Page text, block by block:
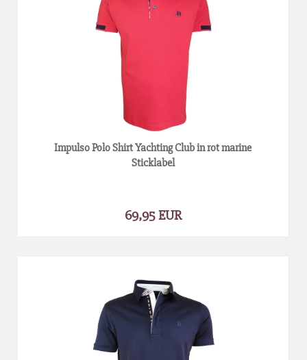
Impulso Polo Shirt Yachting Club in rot marine
Sticklabel
69,95 EUR